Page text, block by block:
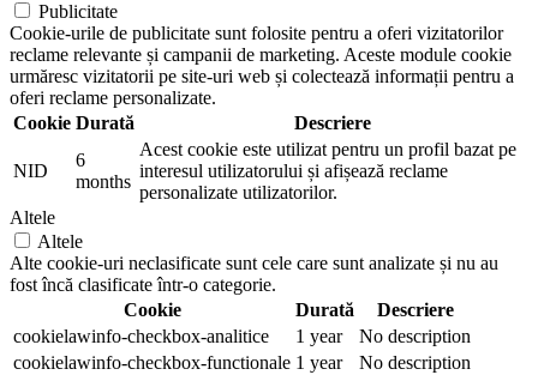
Publicitate
Cookie-urile de publicitate sunt folosite pentru a oferi vizitatorilor
reclame relevante și campanii de marketing. Aceste module cookie
urmăresc vizitatorii pe site-uri web și colectează informații pentru a
oferi reclame personalizate.
Cookie Durată Descriere
NID
6
months
Acest cookie este utilizat pentru un profil bazat pe
interesul utilizatorului și afișează reclame
personalizate utilizatorilor.
Altele
Altele
Alte cookie-uri neclasificate sunt cele care sunt analizate și nu au
fost încă clasificate într-o categorie.
Cookie
Durată
Descriere
cookielawinfo-checkbox-analitice
1 year
No description
cookielawinfo-checkbox-functionale 1 year
No description